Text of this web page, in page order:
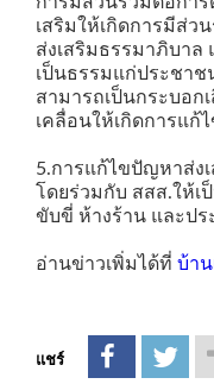
เสริมให้เกิดการมีส่ว
ส่งเสริมธรรมาภิบาล
เป็นธรรมแก่ประชา
สามารถเป็นกระบอก
เคลื่อนให้เกิดการแ
5.การแก้ไขปัญหาส่ง
โดยร่วมกับ สสส.ให้
ขับขี่ ห้างร้าน และป
อ่านข่าวเพิ่มได้ที่ บ้าน
แชร์